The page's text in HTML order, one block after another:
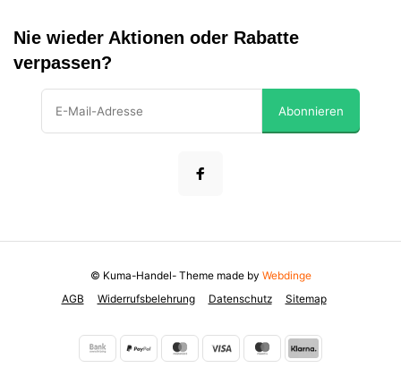
Nie wieder Aktionen oder Rabatte
verpassen?
Abonnieren
AGB Widerrufsbelehrung Datenschutz Sitemap
© Kuma-Handel- Theme made by Webdinge